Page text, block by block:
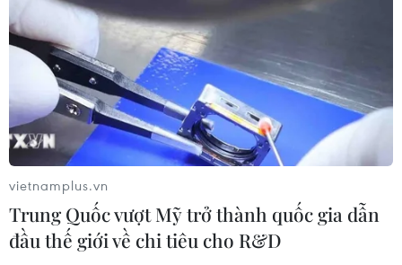
vietnamplus.vn
Trung Quốc vượt Mỹ trở thành quốc gia dẫn
đầu thế giới về chi tiêu cho R&D